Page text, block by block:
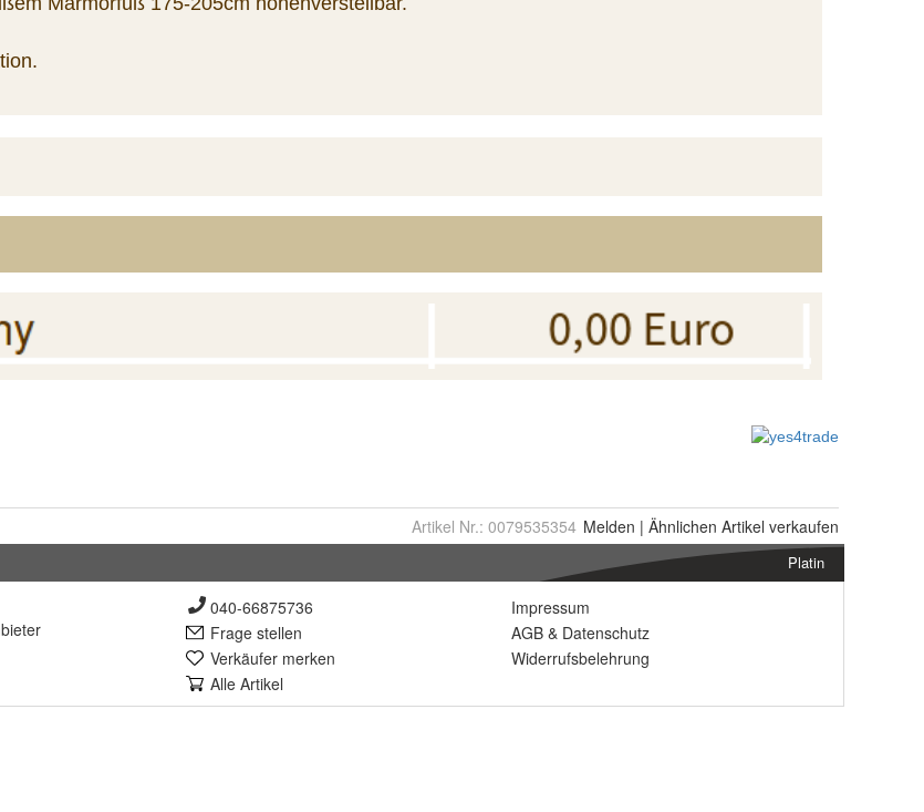
Artikel Nr.: 0079535354 Melden | Ähnlichen Artikel verkaufen
Platin
040-66875736
Frage stellen
Verkäufer merken
Alle Artikel
Impressum
AGB & Datenschutz
Widerrufsbelehrung